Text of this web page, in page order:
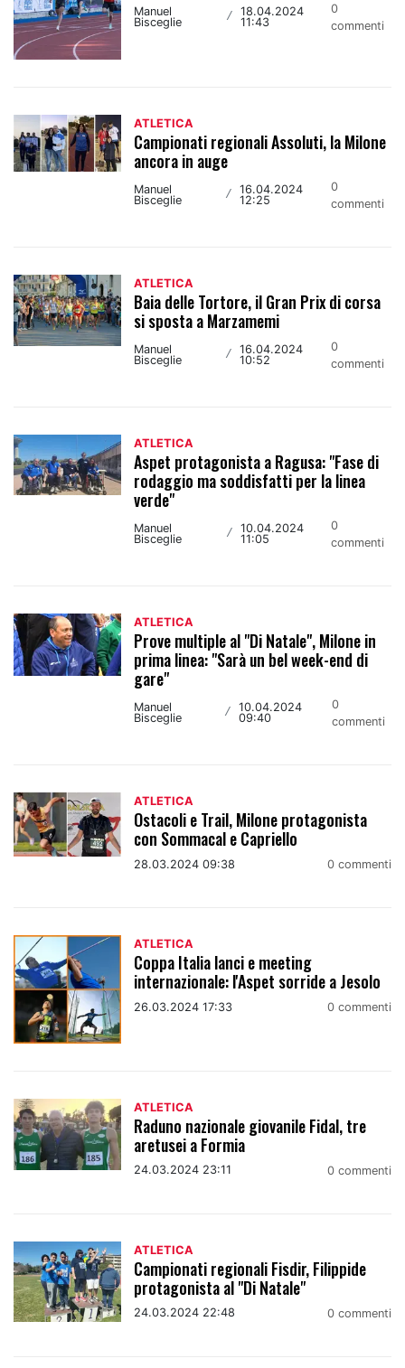
Manuel
Bisceglie
/ 18.04.2024
11:43
0
commenti
ATLETICA
Campionati regionali Assoluti, la Milone
ancora in auge
Manuel
Bisceglie
/ 16.04.2024
12:25
0
commenti
ATLETICA
Baia delle Tortore, il Gran Prix di corsa
si sposta a Marzamemi
Manuel
Bisceglie
/ 16.04.2024
10:52
0
commenti
ATLETICA
Aspet protagonista a Ragusa: "Fase di
rodaggio ma soddisfatti per la linea
verde"
Manuel
Bisceglie
/ 10.04.2024
11:05
0
commenti
ATLETICA
Prove multiple al "Di Natale", Milone in
prima linea: "Sarà un bel week-end di
gare"
Manuel
Bisceglie
/
10.04.2024
09:40
0
commenti
ATLETICA
Ostacoli e Trail, Milone protagonista
con Sommacal e Capriello
28.03.2024 09:38 0 commenti
ATLETICA
Coppa Italia lanci e meeting
internazionale: l'Aspet sorride a Jesolo
26.03.2024 17:33 0 commenti
ATLETICA
Raduno nazionale giovanile Fidal, tre
aretusei a Formia
24.03.2024 23:11 0 commenti
ATLETICA
Campionati regionali Fisdir, Filippide
protagonista al "Di Natale"
24.03.2024 22:48 0 commenti